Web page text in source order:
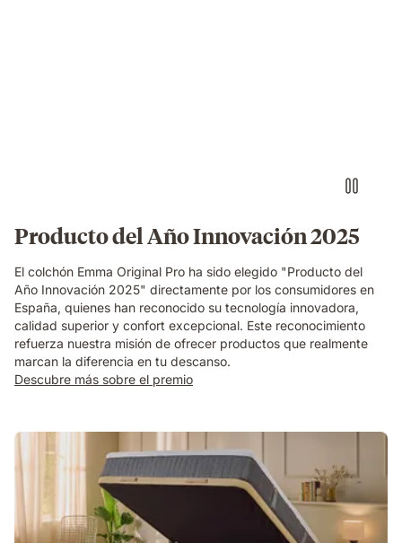
Producto del Año Innovación 2025
El colchón Emma Original Pro ha sido elegido "Producto del
Año Innovación 2025" directamente por los consumidores en
España, quienes han reconocido su tecnología innovadora,
calidad superior y confort excepcional. Este reconocimiento
refuerza nuestra misión de ofrecer productos que realmente
marcan la diferencia en tu descanso.​
Descubre más sobre el premio